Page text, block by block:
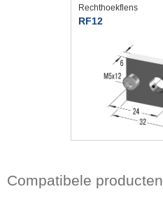
Rechthoekflens
RF12
Compatibele producten